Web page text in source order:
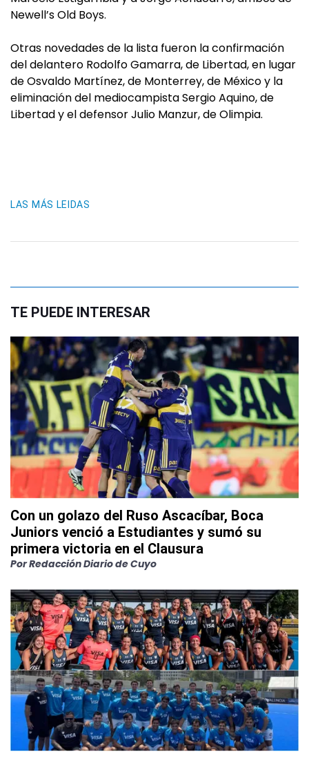
Newell’s Old Boys.
Otras novedades de la lista fueron la confirmación
del delantero Rodolfo Gamarra, de Libertad, en lugar
de Osvaldo Martínez, de Monterrey, de México y la
eliminación del mediocampista Sergio Aquino, de
Libertad y el defensor Julio Manzur, de Olimpia.
LAS MÁS LEIDAS
TE PUEDE INTERESAR
Con un golazo del Ruso Ascacíbar, Boca
Juniors venció a Estudiantes y sumó su
primera victoria en el Clausura
PorRedacción Diario de Cuyo